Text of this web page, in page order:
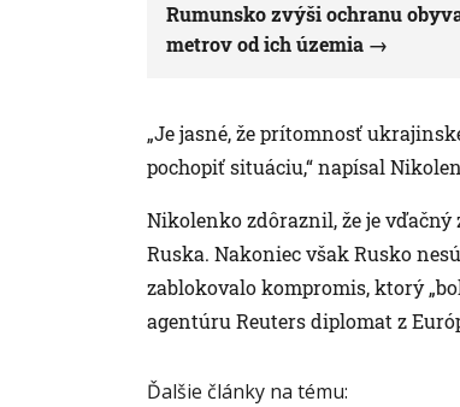
Rumunsko zvýši ochranu
metrov od ich územia
„Je jasné, že prítomnosť
pochopiť situáciu,“ napísal
Nikolenko zdôraznil, že je
Ruska. Nakoniec však Rusko
zablokovalo kompromis, ktorý
agentúru Reuters diplomat z
Ďalšie články na tému: